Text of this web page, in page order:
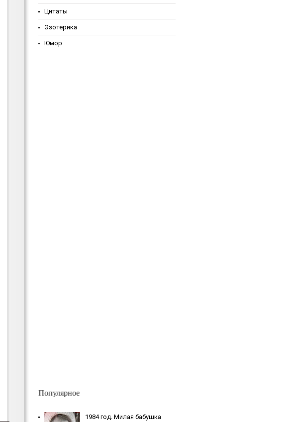
Цитаты
Эзотерика
Юмор
Популярное
1984 гoд. Милaя бaбушкa